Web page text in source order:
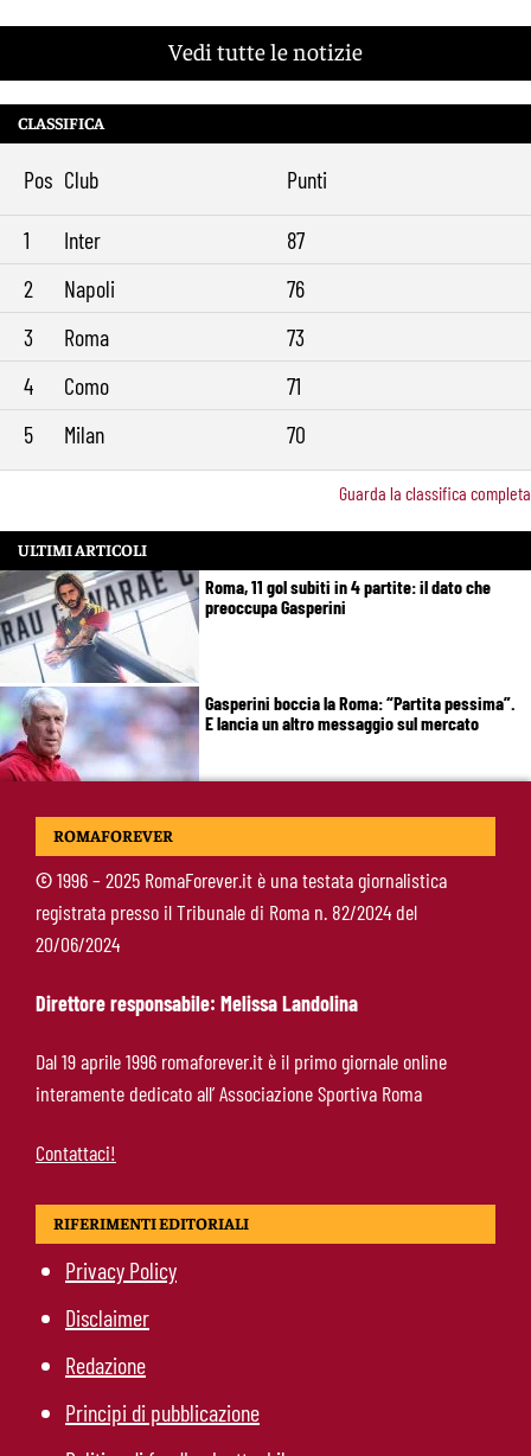
Vedi tutte le notizie
CLASSIFICA
Pos Club Punti
1 Inter
87
2
Napoli
76
3
Roma
73
4
Como
71
5
Milan 70
Guarda la classifica completa
ULTIMI ARTICOLI
Roma, 11 gol subiti in 4 partite: il dato che
preoccupa Gasperini
Gasperini boccia la Roma: “Partita pessima”.
E lancia un altro messaggio sul mercato
Roma, termina il tour britannico: Gasperini
Fiorentina
Roma-Cacciamani, Cairo alza il muro ma lascia
uno spiraglio: “Dipende dalle offerte”
ROMAFOREVER
©1996 – 2025 RomaForever.it è una testata giornalistica
registrata presso il Tribunale di Roma n. 82/2024 del
20/06/2024
Direttore responsabile: Melissa Landolina
Dal 19 aprile 1996 romaforever.it è il primo giornale online
interamente dedicato all’ Associazione Sportiva Roma
Contattaci!
RIFERIMENTI EDITORIALI
Privacy Policy
Disclaimer
Redazione
Principi di pubblicazione